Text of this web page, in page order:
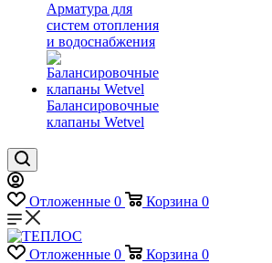
Арматура для
систем отопления
и водоснабжения
Балансировочные
клапаны Wetvel
Отложенные 0 Корзина 0
Отложенные 0 Корзина 0